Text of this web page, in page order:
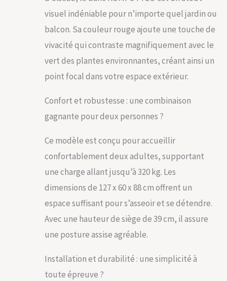
poudre pour une
meilleure durabilité
et peut résister au
soleil et à la pluie
pendant une
longue période.
SIÈGE
siège large, les
accoudoirs
dossier de soutien
font de ce
banquette de parc
en métal un endroit
confortable pour
se reposer. DESIGN
ELEGANT : Le
dossier du banc
est disponible avec
différents motifs au
l'attention et ajoute
visuel indéniable pour n’importe quel jardin ou
balcon. Sa couleur rouge ajoute une touche de
vivacité qui contraste magnifiquement avec le
vert des plantes environnantes, créant ainsi un
point focal dans votre espace extérieur.
Confort et robustesse : une combinaison
gagnante pour deux personnes ?
Ce modèle est conçu pour accueillir
confortablement deux adultes, supportant
une charge allant jusqu’à 320 kg. Les
dimensions de 127 x 60 x 88 cm offrent un
espace suffisant pour s’asseoir et se détendre.
Avec une hauteur de siège de 39 cm, il assure
une posture assise agréable.
Installation et durabilité : une simplicité à
toute épreuve ?